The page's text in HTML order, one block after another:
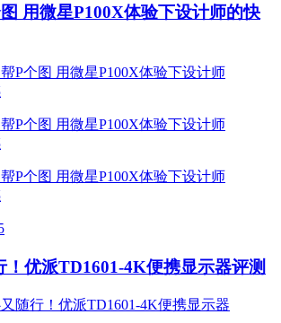
用微星P100X体验下设计师的快
！优派TD1601-4K便携显示器评测